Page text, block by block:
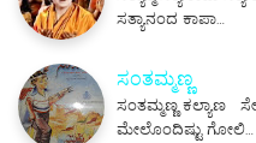
ಸತ್ಯಾನಂದ ಕಾಪಾ…
ಸಂತಮ್ಮಣ್ಣ
ಸಂತಮ್ಮಣ್ಣ ಕಲ್ಯಾಣ
ಮೇಲೊಂದಿಷ್ಟು ಗೋಲಿ…